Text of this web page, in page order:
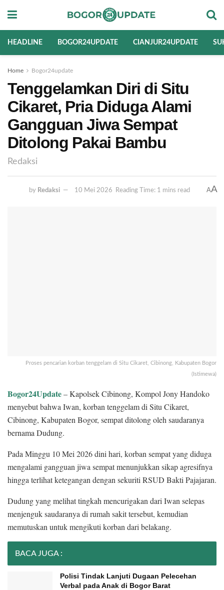
HEADLINE BOGOR24UPDATE CIANJUR24UPDATE
Home Bogor24update
Tenggelamkan Diri di Situ
Cikaret, Pria Diduga Alami
Gangguan Jiwa Sempat
Ditolong Pakai Bambu
Redaksi
by Redaksi 10 Mei 2026 Reading Time: 1 mins read AA
Proses pencarian korban tenggelam di Situ Cikaret, Cibinong, Kabupaten Bogor
(Istimewa)
Bogor24Update– Kapolsek Cibinong, Kompol Jony Handoko
menyebut bahwa Iwan, korban tenggelam di Situ Cikaret,
Cibinong, Kabupaten Bogor, sempat ditolong oleh saudaranya
bernama Dudung.
Pada Minggu 10 Mei 2026 dini hari, korban sempat yang diduga
mengalami gangguan jiwa sempat menunjukkan sikap agresifnya
hingga terlihat ketegangan dengan sekuriti RSUD Bakti Pajajaran.
Dudung yang melihat tingkah mencurigakan dari Iwan selepas
menjenguk saudaranya di rumah sakit tersebut, kemudian
memutuskan untuk mengikuti korban dari belakang.
BACA JUGA :
Polisi Tindak Lanjuti Dugaan Pelecehan
Verbal pada Anak di Bogor Barat